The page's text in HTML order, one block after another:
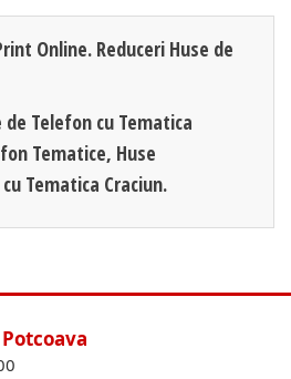
Online. Reduceri Huse de
Telefon cu Tematica
Tematice, Huse
Tematica Craciun.